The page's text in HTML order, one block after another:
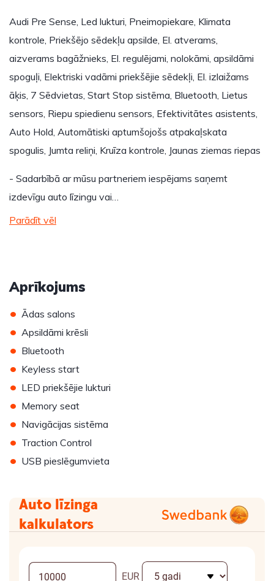
Audi Pre Sense, Led lukturi, Pneimopiekare, Klimata
kontrole, Priekšējo sēdekļu apsilde, El. atverams,
aizverams bagāžnieks, El. regulējami, nolokāmi, apsildāmi
spoguļi, Elektriski vadāmi priekšējie sēdekļi, El. izlaižams
āķis, 7 Sēdvietas, Start Stop sistēma, Bluetooth, Lietus
sensors, Riepu spiedienu sensors, Efektivitātes asistents,
Auto Hold, Automātiski aptumšojošs atpakaļskata
spogulis, Jumta reliņi, Kruīza kontrole, Jaunas ziemas riepas
- Sadarbībā ar mūsu partneriem iespējams saņemt
izdevīgu auto līzingu vai…
Parādīt vēl
Aprīkojums
• Ādas salons
• Apsildāmi krēsli
• Bluetooth
• Keyless start
• LED priekšējie lukturi
• Memory seat
• Navigācijas sistēma
• Traction Control
• USB pieslēgumvieta